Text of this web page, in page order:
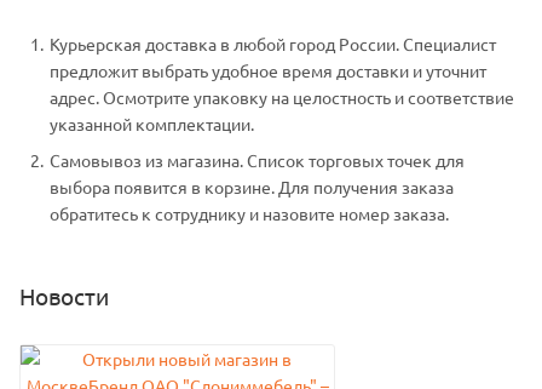
Курьерская доставка в любой город России. Специалист
предложит выбрать удобное время доставки и уточнит
адрес. Осмотрите упаковку на целостность и соответствие
указанной комплектации.
Самовывоз из магазина. Список торговых точек для
выбора появится в корзине. Для получения заказа
обратитесь к сотруднику и назовите номер заказа.
Новости